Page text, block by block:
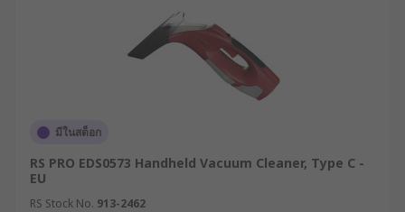
ทำงานโดยใช้มอเตอร์สร้างแรงดันลบ เพื่อดูดเอาสิ่ง
สกปรก ฝุ่นผง และเศษขยะชิ้นเล็ก ๆ เข้าไปกักเก็บไว้ใน
ตัวเครื่อง ปัจจุบันเทคโนโลยีมีการพัฒนาให้สามารถ
รองรับงานได้หลากหลาย ตั้งแต่เครื่องดูดฝุ่นไร้สาย
ดูดฝุ่นอุตสาหกรรม ที่รองรับการใช้งานหนักในโรงงาน
ประเภทของเครื่องดูดฝุ่น
มีในสต็อก
RS PRO EDS0573 Handheld Vacuum Cleaner, Type C -
EU
RS Stock No. 913-2462